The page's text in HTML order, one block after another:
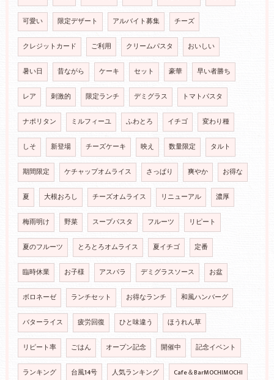
可愛い 限定デザート アルバイト募集 チーズ
クレジットカード ご利用 クリームパスタ おいしい
暑い日 昔ながら ケーキ セット 豪華 早い者勝ち
レア 刺激的 限定ランチ デミグラス トマトパスタ
ナポリタン ミルフィーユ ふわとろ イチゴ 変わり種
しそ 新登場 チーズケーキ 映え 数量限定 タルト
期間限定 ケチャップオムライス さっぱり 爽やか お得な
夏 大根おろし チーズオムライス リニューアル 濃厚
梅雨明け 野菜 スープパスタ フルーツ リピート
夏のフルーツ とろとろオムライス 夏イチゴ 定番
臨時休業 お子様 アスパラ デミグラスソース お盆
ボロネーゼ ランチセット お得なランチ 和風ハンバーグ
バターライス 疲労回復 ひと味違う ほうれん草
リピート率 ごはん オープン記念 開催中 記念イベント
ランキング 台風14号 人気ランキング Cafe＆BarMOCHIMOCHI